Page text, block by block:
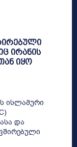
ირანის
იყო
ისლამური
და